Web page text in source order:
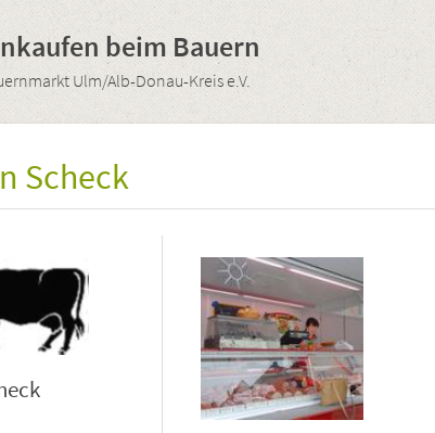
beim Bauern
Ulm/Alb-Donau-Kreis e.V.
Scheck